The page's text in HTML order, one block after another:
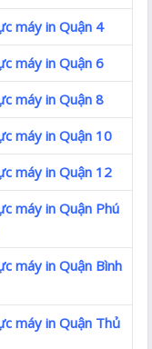
máy in Quận 4
máy in Quận 6
máy in Quận 8
máy in Quận 10
máy in Quận 12
máy in Quận Phú
máy in Quận Bình
máy in Quận Thủ